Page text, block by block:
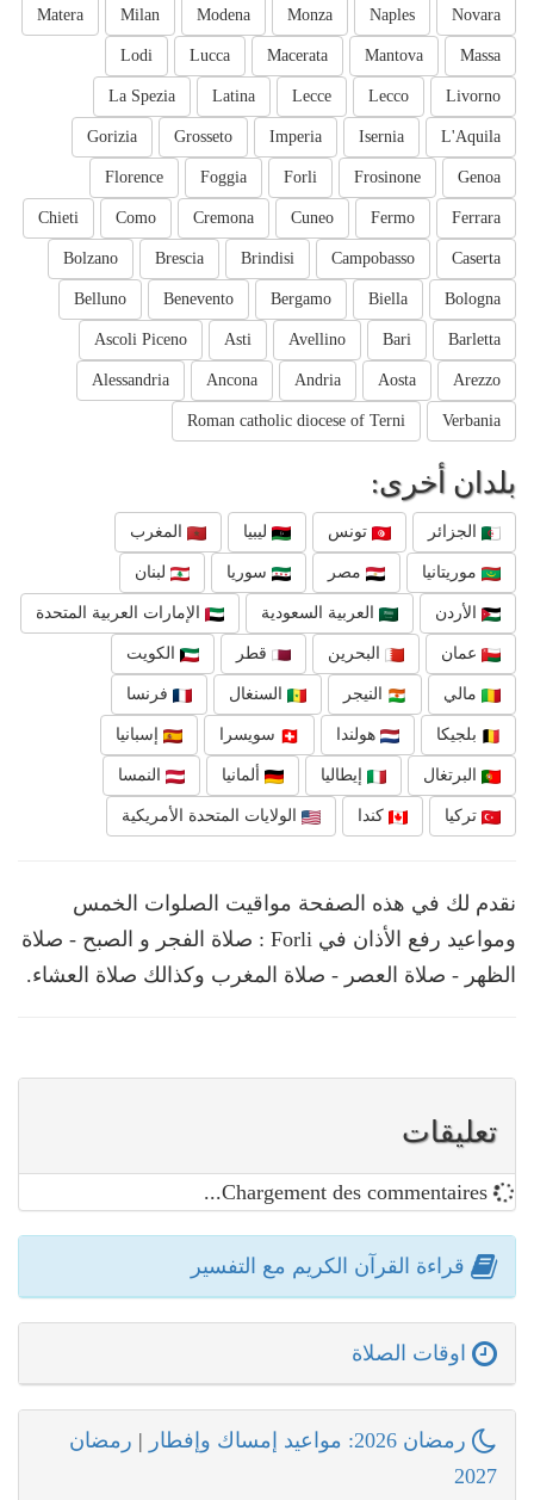
Novara
Naples
Monza
Modena
Milan
Matera
Massa
Mantova
Macerata
Lucca
Lodi
Livorno
Lecco
Lecce
Latina
La Spezia
L'Aquila
Isernia
Imperia
Grosseto
Gorizia
Genoa
Frosinone
Forli
Foggia
Florence
Ferrara
Fermo
Cuneo
Cremona
Como
Chieti
Caserta
Campobasso
Brindisi
Brescia
Bolzano
Bologna
Biella
Bergamo
Benevento
Belluno
Barletta
Bari
Avellino
Asti
Ascoli Piceno
Arezzo
Aosta
Andria
Ancona
Alessandria
Verbania
Roman catholic diocese of Terni
بلدان أخرى:
الجزائر تونس ليبيا المغرب
موريتانيا مصر سوريا لبنان
الأردن العربية السعودية الإمارات العربية المتحدة
عمان البحرين قطر الكويت
مالي النيجر السنغال فرنسا
بلجيكا هولندا سويسرا إسبانيا
البرتغال إيطاليا ألمانيا النمسا
تركيا كندا الولايات المتحدة الأمريكية
نقدم لك في هذه الصفحة مواقيت الصلوات الخمس
ومواعيد رفع الأذان في Forli : صلاة الفجر و الصبح - صلاة
الظهر - صلاة العصر - صلاة المغرب وكذالك صلاة العشاء.
تعليقات
قراءة القرآن الكريم مع التفسير
اوقات الصلاة
رمضان 2026: مواعيد إمساك وإفطار | رمضان
2027